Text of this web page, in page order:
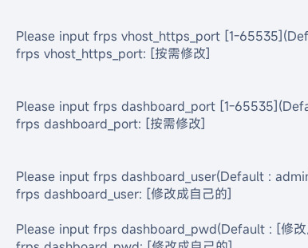
Please input frps vhost_https_port [1-
frps vhost_https_port: [按需修改]
Please input frps dashboard_port [1-
frps dashboard_port: [按需修改]
Please input frps dashboard_user(Default :
frps dashboard_user: [修改成自己的]
Please input frps dashboard_pwd(Default : [修改